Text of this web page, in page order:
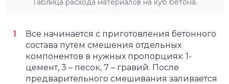
Таблица расхода материалов на куб бетона.
Все начинается с приготовления бетонного
состава путем смешения отдельных
компонентов в нужных пропорциях: 1-
цемент, 3 – песок, 7 – гравий. После
предварительного смешивания заливается